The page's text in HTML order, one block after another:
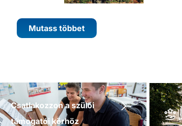
Mutass többet
Csatlakozzon a szülői
támogatói körhöz